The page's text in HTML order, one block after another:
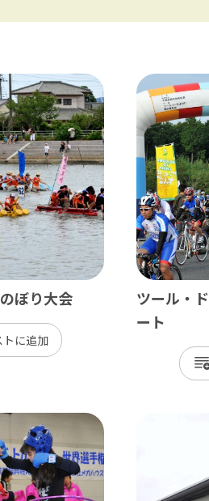
北総
小江戸佐原 / 佐倉ふ
九十九里
九十九里浜 / 釣ヶ崎
南房総
大山千枚田 / 鴨川
銚子市
ぼり大会
ト
ツール・
ート